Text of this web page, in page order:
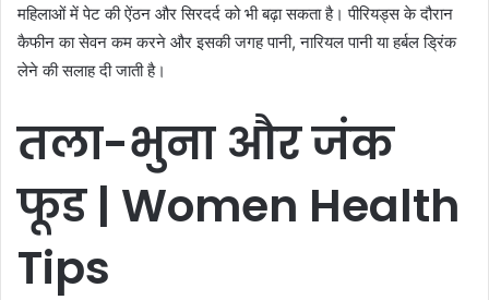
महिलाओं में पेट की ऐंठन और सिरदर्द को भी बढ़ा सकता है। पीरियड्स के दौरान
कैफीन का सेवन कम करने और इसकी जगह पानी, नारियल पानी या हर्बल ड्रिंक
लेने की सलाह दी जाती है।
तला-भुना औरजंक
फूड | Women Health
Tips